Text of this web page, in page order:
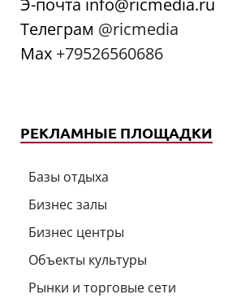
Э-почта info@ricmedia.ru
Телеграм @ricmedia
Мах +79526560686
РЕКЛАМНЫЕ ПЛОЩАДКИ
Базы отдыха
Бизнес залы
Бизнес центры
Объекты культуры
Рынки и торговые сети